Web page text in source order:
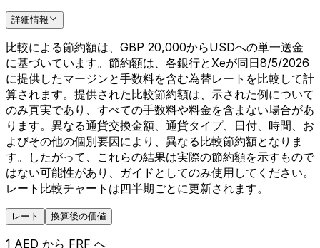
詳細情報
比較による節約額は、GBP 20,000からUSDへの単一送金
に基づいています。節約額は、各銀行とXeが同日8/5/2026
に提供したマージンと手数料を含む為替レートを比較して計
算されます。提供された比較節約額は、示された例について
のみ真実であり、すべての手数料や料金を含まない場合があ
ります。異なる通貨交換金額、通貨タイプ、日付、時間、お
よびその他の個別要因により、異なる比較節約額となりま
す。したがって、これらの結果は実際の節約額を示すもので
はない可能性があり、ガイドとしてのみ使用してください。
レート比較チャートは四半期ごとに更新されます。
レート 換算後の価値
1 AED から FRF へ